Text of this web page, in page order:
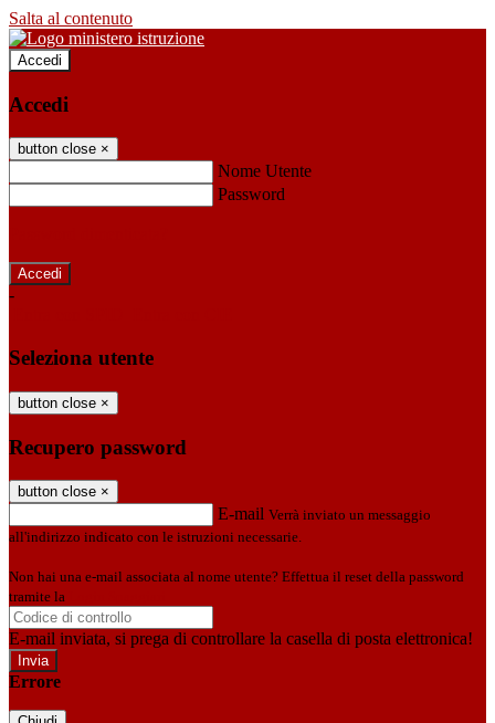
Salta al contenuto
Accedi
Accedi
button close ×
Nome Utente
Password
-
Seleziona utente
button close ×
Recupero password
button close ×
E-mail Verrà inviato un messaggio
all'indirizzo indicato con le istruzioni necessarie.
Non hai una e-mail associata al nome utente? Effettua il reset della password
tramite la
E-mail inviata, si prega di controllare la casella di posta elettronica!
Errore